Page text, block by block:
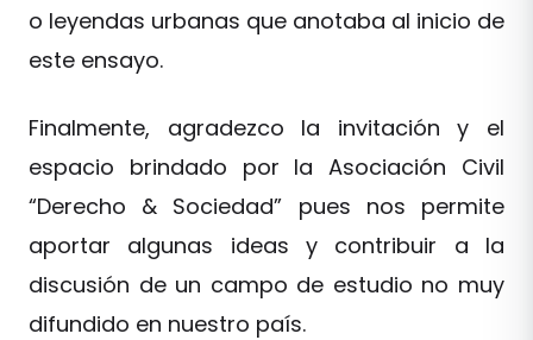
o leyendas urbanas que anotaba al inicio de
este ensayo.
Finalmente, agradezco la invitación y el
espacio brindado por la Asociación Civil
“Derecho & Sociedad” pues nos permite
aportar algunas ideas y contribuir a la
discusión de un campo de estudio no muy
difundido en nuestro país.